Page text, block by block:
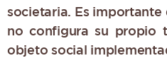
societaria. Es
no configura su propio
objeto social